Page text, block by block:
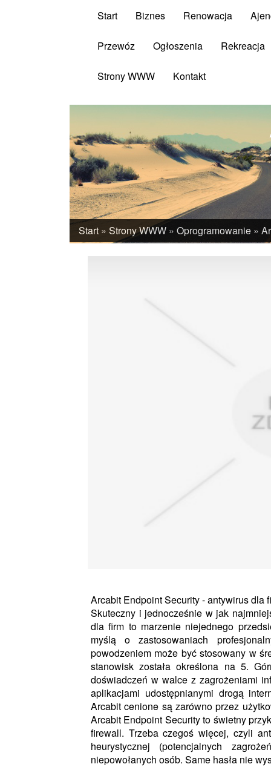
Start Biznes Renowacja
Przewóz Ogłoszenia Rekreacja
Strony WWW Kontakt
Start » Strony WWW » Oprogramowanie »
Arcabit Endpoint Security - antywirus dla
Skuteczny i jednocześnie w jak
dla firm to marzenie niejednego
myślą o zastosowaniach
powodzeniem może być stosowany w
stanowisk została określona na 5.
doświadczeń w walce z zagrożeniami
aplikacjami udostępnianymi drogą
Arcabit cenione są zarówno przez
Arcabit Endpoint Security to świetny
firewall. Trzeba czegoś więcej, czyli
heurystycznej (potencjalnych
niepowołanych osób. Same hasła nie